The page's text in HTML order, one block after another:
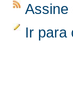
Assine
Ir para